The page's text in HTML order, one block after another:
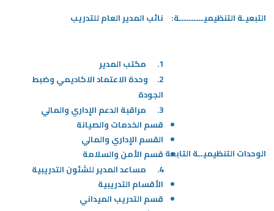
التبعيـة التنظيميــــــــــة: نائب المدير العام للتدريب
الوحدات التنظيميــة التابعة
1. مكتب المدير
2. وحدة الاعتماد الاكاديمي وضبط
الجودة
3. مراقبة الدعم الإداري والمالي
قسم الخدمات والصيانة
القسم الإداري والمالي
قسم الأمن والسلامة
4. مساعد المدير للشئون التدريبية
الأقسام التدريبية
قسم التدريب الميداني